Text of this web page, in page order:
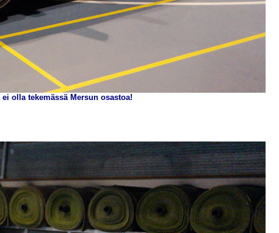
olla tekemässä Mersun osastoa!